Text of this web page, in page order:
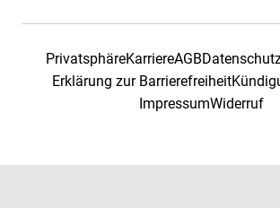
PrivatsphäreKarriereAGB
Erklärung zur Barrierefreiheit
ImpressumWiderruf